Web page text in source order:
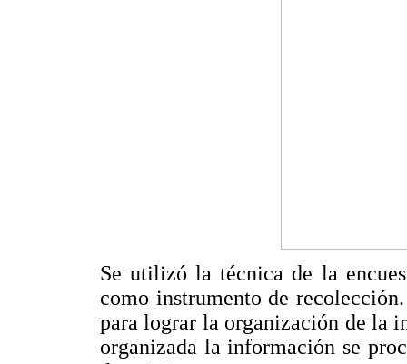
Se utilizó la técnica de la
como instrumento de
para lograr la organización de la
organizada la información se